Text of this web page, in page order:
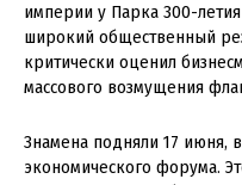
империи у Парка 300-
широкий общественный
критически оценил
массового возмущения
Знамена подняли 17 июня,
экономического форума.